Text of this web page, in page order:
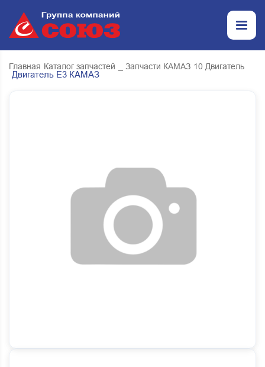
Главная Каталог запчастей _ Запчасти КАМАЗ 10 Двигатель
Двигатель Е3 КАМАЗ